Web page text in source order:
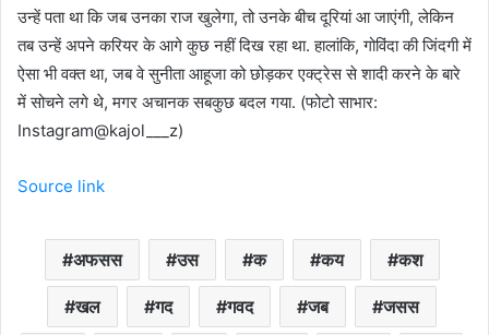
उन्हें पता था कि जब उनका राज खुलेगा, तो उनके बीच दूरियां आ जाएंगी, लेकिन
तब उन्हें अपने करियर के आगे कुछ नहीं दिख रहा था. हालांकि, गोविंदा की जिंदगी में
ऐसा भी वक्त था, जब वे सुनीता आहूजा को छोड़कर एक्ट्रेस से शादी करने के बारे
में सोचने लगे थे, मगर अचानक सबकुछ बदल गया. (फोटो साभार:
Instagram@kajol___z)
Source link
अफसस उस क कय कश
खल गद गवद जब जसस